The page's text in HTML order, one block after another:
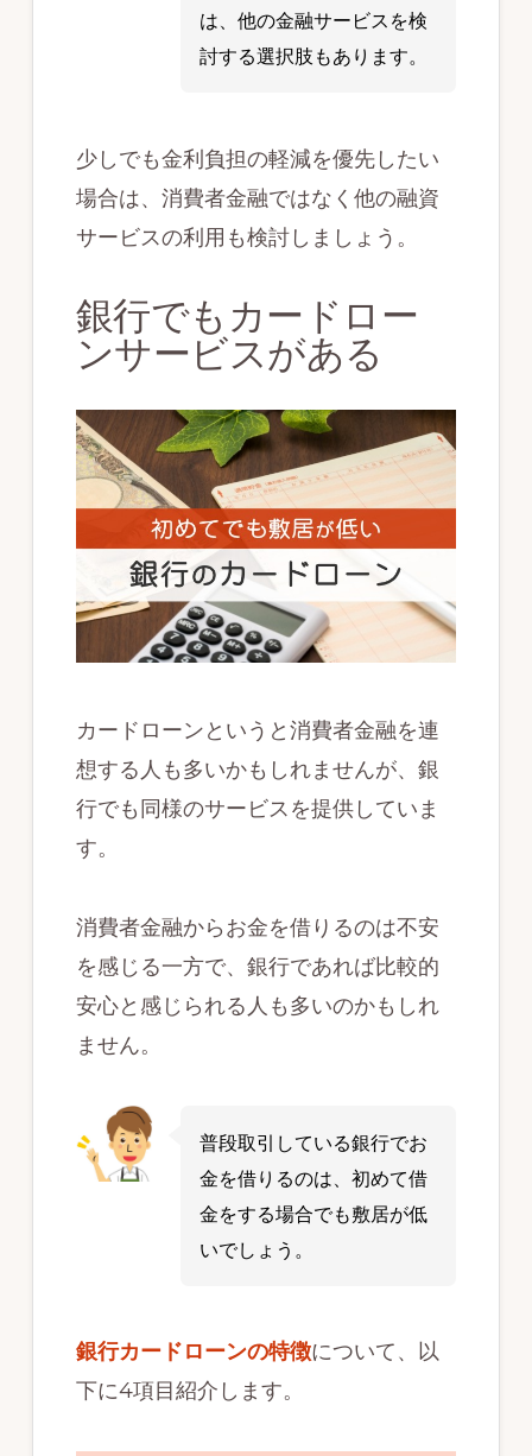
は、他の金融サービスを検
討する選択肢もあります。
少しでも金利負担の軽減を優先したい
場合は、消費者金融ではなく他の融資
サービスの利用も検討しましょう。
銀行でもカードロー
ンサービスがある
カードローンというと消費者金融を連
想する人も多いかもしれませんが、銀
行でも同様のサービスを提供していま
す。
消費者金融からお金を借りるのは不安
を感じる一方で、銀行であれば比較的
安心と感じられる人も多いのかもしれ
ません。
普段取引している銀行でお
金を借りるのは、初めて借
金をする場合でも敷居が低
いでしょう。
銀行カードローンの特徴について、以
下に4項目紹介します。